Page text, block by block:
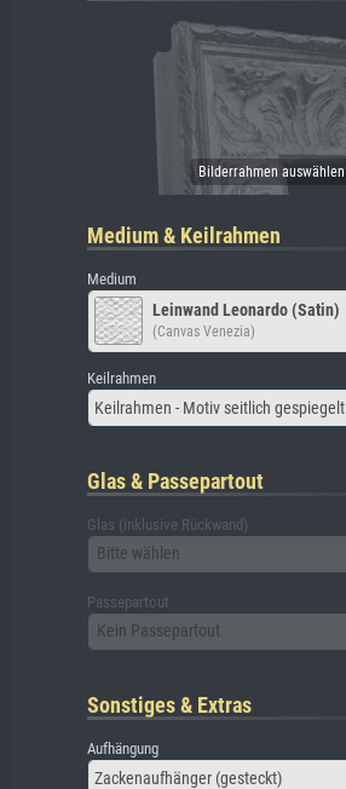
Medium & Keilrahmen
Medium
Leinwand Leonardo (Satin)
(Canvas Venezia)
Keilrahmen
Keilrahmen - Motiv seitlich gespiegelt
Glas & Passepartout
Glas (inklusive Rückwand)
Bitte wählen
Passepartout
Kein Passepartout
Sonstiges & Extras
Aufhängung
Zackenaufhänger (gesteckt)